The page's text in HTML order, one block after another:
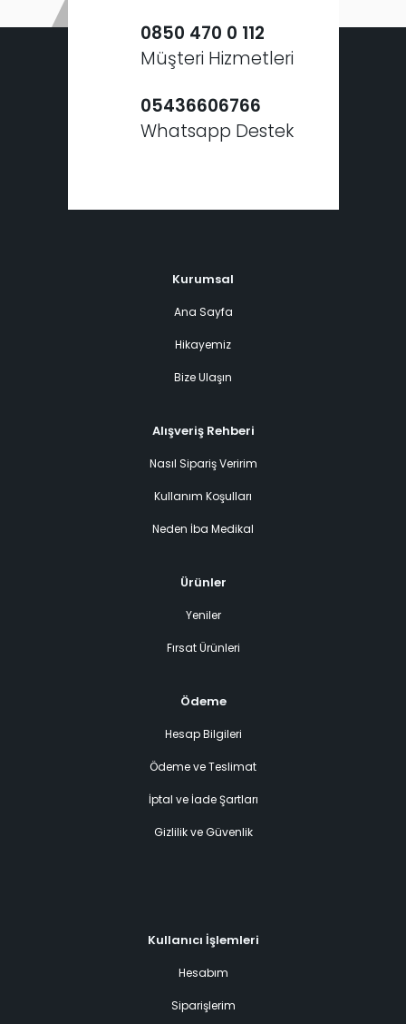
0850 470 0 112
Müşteri Hizmetleri
05436606766
Whatsapp Destek
Kurumsal
Ana Sayfa
Hikayemiz
Bize Ulaşın
Alışveriş Rehberi
Nasıl Sipariş Veririm
Kullanım Koşulları
Neden İba Medikal
Ürünler
Yeniler
Fırsat Ürünleri
Ödeme
Hesap Bilgileri
Ödeme ve Teslimat
İptal ve İade Şartları
Gizlilik ve Güvenlik
Kullanıcı İşlemleri
Hesabım
Siparişlerim